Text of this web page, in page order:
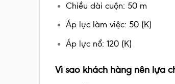
Chiều dài cuộn: 50 m
Áp lực làm việc: 50 (K)
Áp lực nổ: 120 (K)
Vì sao khách hàng nên lựa